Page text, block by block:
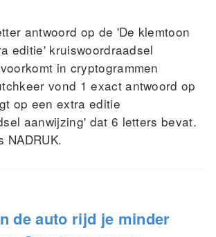
antwoord op de 'De klemtoon
editie' kruiswoordraadsel
in cryptogrammen
vond 1 exact antwoord op
op een extra editie
aanwijzing' dat 6 letters bevat.
NADRUK.
de auto rijd je minder